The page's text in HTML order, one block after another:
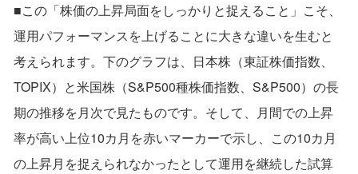
■この「株価の上昇局面をしっかりと捉えること」こそ、
運用パフォーマンスを上げることに大きな違いを生むと
考えられます。下のグラフは、日本株（東証株価指数、
TOPIX）と米国株（S&P500種株価指数、S&P500）の長
期の推移を月次で見たものです。そして、月間での上昇
率が高い上位10カ月を赤いマーカーで示し、この10カ月
の上昇月を捉えられなかったとして運用を継続した試算